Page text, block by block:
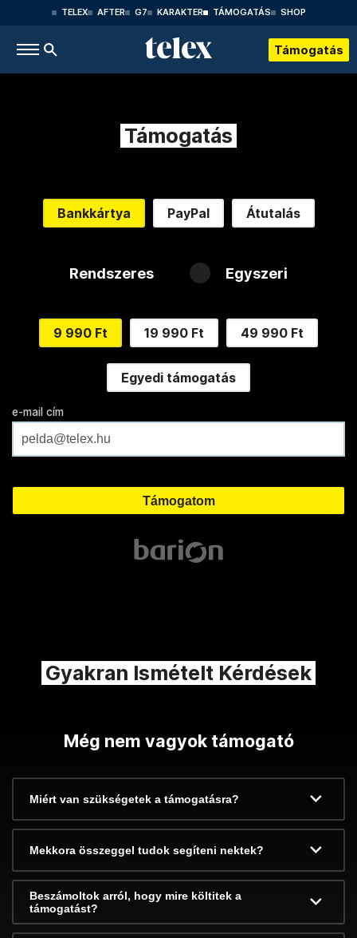
TELEX AFTER G7 KARAKTER TÁMOGATÁS SHOP
Támogatás
Támogatás
Bankkártya PayPal Átutalás
Rendszeres Egyszeri
9 990 Ft 19 990 Ft 49 990 Ft
Egyedi támogatás
e-mail cím
Gyakran Ismételt Kérdések
Még nem vagyok támogató
Miért van szükségetek a támogatásra?
Mekkora összeggel tudok segíteni nektek?
Beszámoltok arról, hogy mire költitek a
támogatást?